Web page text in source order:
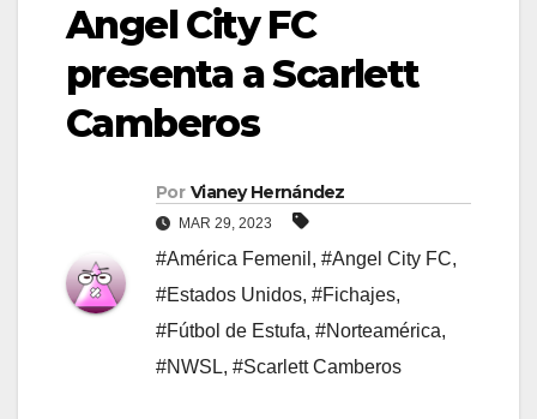
Angel City FC
presenta a Scarlett
Camberos
Por Vianey Hernández
MAR 29, 2023
#América Femenil , #Angel City FC,
#Estados Unidos, #Fichajes,
#Fútbol de Estufa, #Norteamérica,
#NWSL, #Scarlett Camberos